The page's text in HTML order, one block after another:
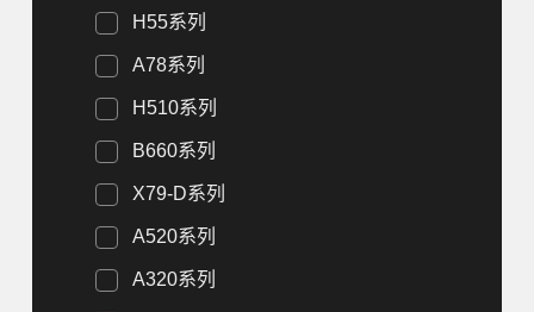
H55系列
A78系列
H510系列
B660系列
X79-D系列
A520系列
A320系列